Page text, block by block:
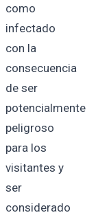
como
infectado
con la
consecuencia
de ser
potencialmente
peligroso
para los
visitantes y
ser
considerado